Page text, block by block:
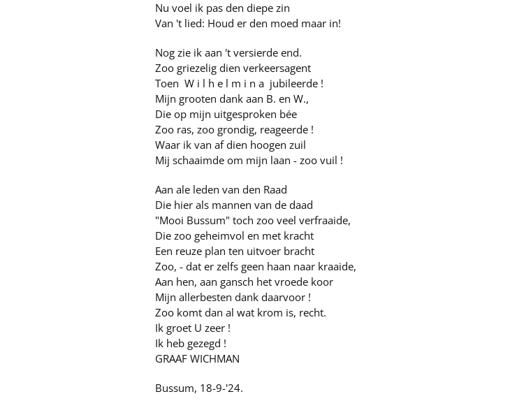
Nu voel ik pas den diepe zin
Van 't lied: Houd er den moed maar in!
Nog zie ik aan 't versierde end.
Zoo griezelig dien verkeersagent
Toen W i l h e l m i n a jubileerde !
Mijn grooten dank aan B. en W.,
Die op mijn uitgesproken bée
Zoo ras, zoo grondig, reageerde !
Waar ik van af dien hoogen zuil
Mij schaaimde om mijn laan - zoo vuil !
Aan ale leden van den Raad
Die hier als mannen van de daad
"Mooi Bussum" toch zoo veel verfraaide,
Die zoo geheimvol en met kracht
Een reuze plan ten uitvoer bracht
Zoo, - dat er zelfs geen haan naar kraaide,
Aan hen, aan gansch het vroede koor
Mijn allerbesten dank daarvoor !
Zoo komt dan al wat krom is, recht.
Ik groet U zeer !
Ik heb gezegd !
GRAAF WICHMAN
Bussum, 18-9-'24.